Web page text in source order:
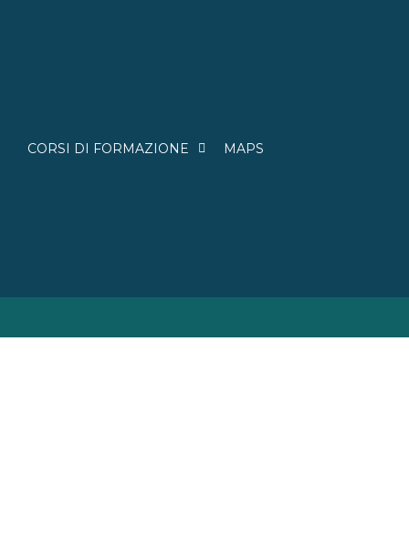
CORSI DI FORMAZIONE MAPS